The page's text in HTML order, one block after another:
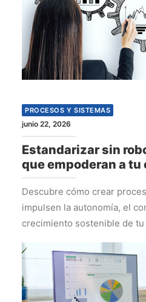
PROCESOS Y SISTEMAS
junio 22, 2026
Estandarizar sin
que empoderan a tu
Descubre cómo crear
impulsen la autonomía, el
crecimiento sostenible de tu